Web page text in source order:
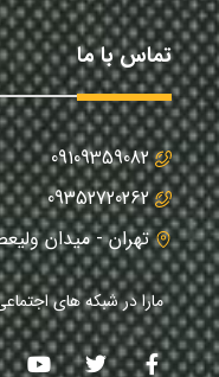
تماس با ما
09109359082
09352720262
تهران - میدان
مارا در شبکه های